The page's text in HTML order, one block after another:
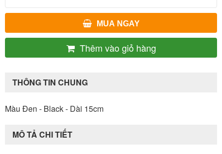
MUA NGAY
Thêm vào giỏ hàng
THÔNG TIN CHUNG
Màu Đen - Black - Dài 15cm
MÔ TẢ CHI TIẾT